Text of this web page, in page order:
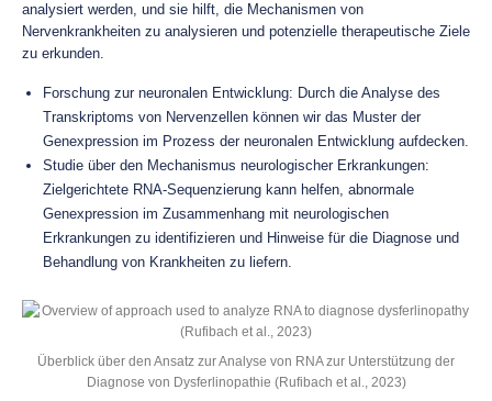
analysiert werden, und sie hilft, die Mechanismen von
Nervenkrankheiten zu analysieren und potenzielle therapeutische Ziele
zu erkunden.
Forschung zur neuronalen Entwicklung: Durch die Analyse des
Transkriptoms von Nervenzellen können wir das Muster der
Genexpression im Prozess der neuronalen Entwicklung aufdecken.
Studie über den Mechanismus neurologischer Erkrankungen:
Zielgerichtete RNA-Sequenzierung kann helfen, abnormale
Genexpression im Zusammenhang mit neurologischen
Erkrankungen zu identifizieren und Hinweise für die Diagnose und
Behandlung von Krankheiten zu liefern.
Überblick über den Ansatz zur Analyse von RNA zur Unterstützung der
Diagnose von Dysferlinopathie (Rufibach et al., 2023)